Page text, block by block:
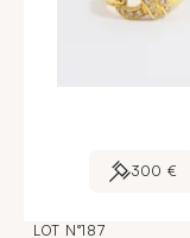
300 €
LOT N°187